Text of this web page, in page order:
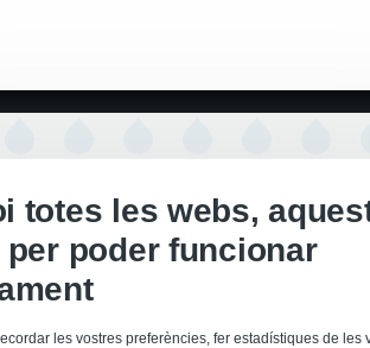
totes les webs,
per poder funcionar
les vostres preferències, fer estadístiques de les